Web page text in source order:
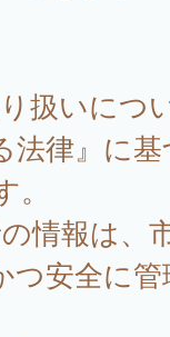
扱いにつ
法律』に
情報は、
つ安全に